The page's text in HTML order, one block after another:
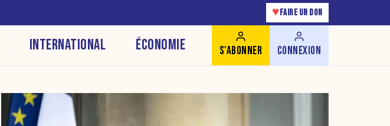
♥ FAIRE UN DON
INTERNATIONAL ÉCONOMIE S'ABONNER CONNEXION